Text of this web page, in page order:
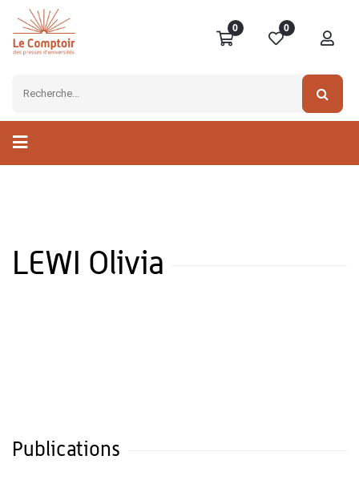
0 0
LEWI Olivia
Publications